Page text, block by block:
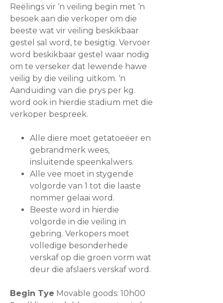
Reëlings vir ‘n veiling begin met ‘n
besoek aan die verkoper om die
beeste wat vir veiling beskikbaar
gestel sal word, te besigtig. Vervoer
word beskikbaar gestel waar nodig
om te verseker dat lewende hawe
veilig by die veiling uitkom. ‘n
Aanduiding van die prys per kg.
word ook in hierdie stadium met die
verkoper bespreek.
Alle diere moet getatoeëer en
gebrandmerk wees,
insluitende speenkalwers.
Alle vee moet in stygende
volgorde van 1 tot die laaste
nommer gelaai word.
Beeste word in hierdie
volgorde in die veiling in
gebring. Verkopers moet
volledige besonderhede
verskaf op die groen vorm wat
deur die afslaers verskaf word.
Begin Tye Movable goods: 10h00